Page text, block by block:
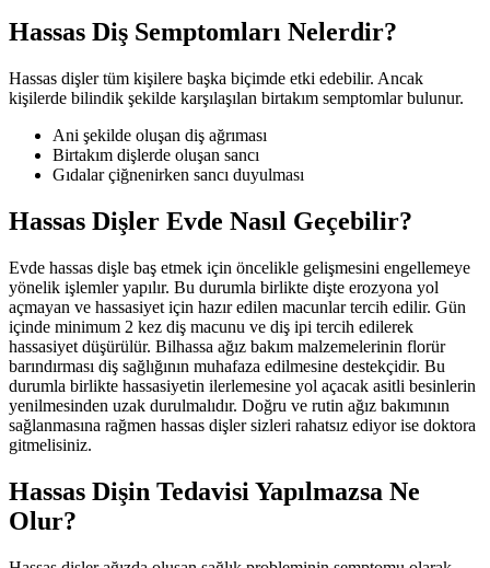
Hassas Diş Semptomları Nelerdir?
Hassas dişler tüm kişilere başka biçimde etki edebilir. Ancak
kişilerde bilindik şekilde karşılaşılan birtakım semptomlar bulunur.
Ani şekilde oluşan diş ağrıması
Birtakım dişlerde oluşan sancı
Gıdalar çiğnenirken sancı duyulması
Hassas Dişler Evde Nasıl Geçebilir?
Evde hassas dişle baş etmek için öncelikle gelişmesini engellemeye
yönelik işlemler yapılır. Bu durumla birlikte dişte erozyona yol
açmayan ve hassasiyet için hazır edilen macunlar tercih edilir. Gün
içinde minimum 2 kez diş macunu ve diş ipi tercih edilerek
hassasiyet düşürülür. Bilhassa ağız bakım malzemelerinin florür
barındırması diş sağlığının muhafaza edilmesine destekçidir. Bu
durumla birlikte hassasiyetin ilerlemesine yol açacak asitli besinlerin
yenilmesinden uzak durulmalıdır. Doğru ve rutin ağız bakımının
sağlanmasına rağmen hassas dişler sizleri rahatsız ediyor ise doktora
gitmelisiniz.
Hassas Dişin Tedavisi Yapılmazsa Ne
Olur?